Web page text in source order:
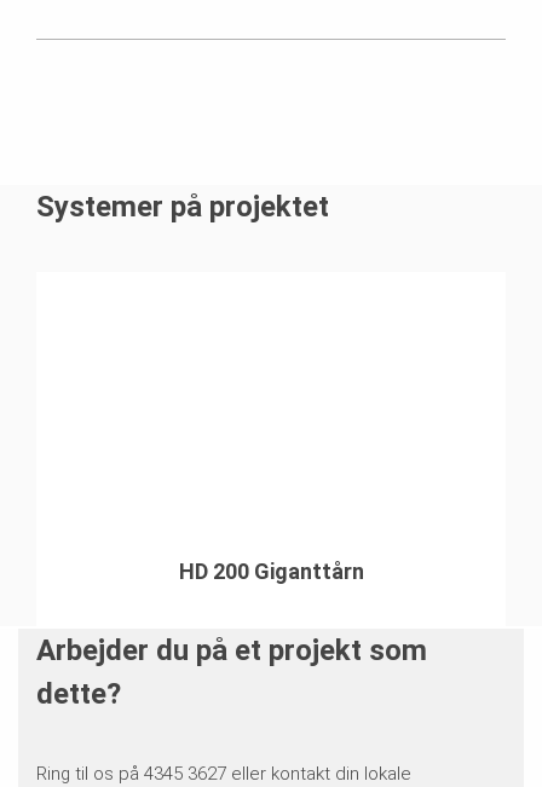
Systemer på projektet
HD 200 Giganttårn
Arbejder du på et projekt som
dette?
Ring til os på 4345 3627 eller kontakt din lokale